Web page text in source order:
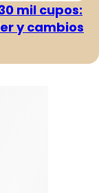
mil cupos:
y cambios